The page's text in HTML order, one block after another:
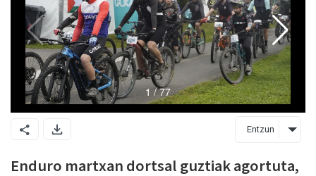
Entzun
Enduro martxan dortsal guztiak agortuta,